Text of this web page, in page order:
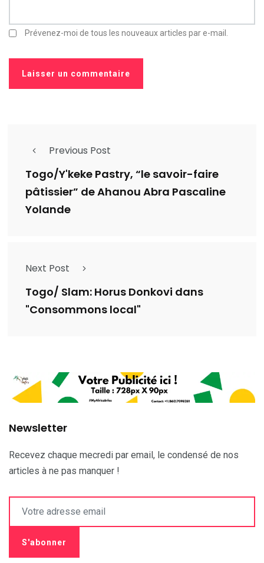
Prévenez-moi de tous les nouveaux articles par e-mail.
Previous Post
Togo/Y'keke Pastry, “le savoir-faire
pâtissier” de Ahanou Abra Pascaline
Yolande
Next Post
Togo/ Slam: Horus Donkovi dans
"Consommons local"
Newsletter
Recevez chaque mecredi par email, le condensé de nos
articles à ne pas manquer !